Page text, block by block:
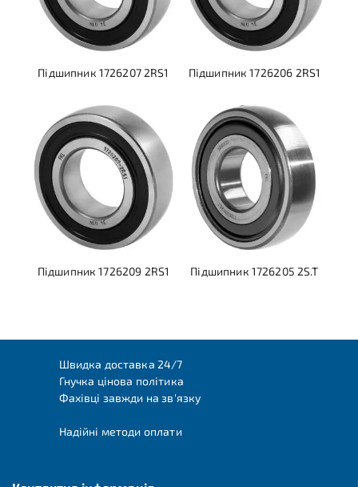
Підшипник 1726207 2RS1 Підшипник 1726206 2RS1
Підшипник 1726209 2RS1 Підшипник 1726205 2S.T
Швидка доставка 24/7
Гнучка цінова політика
Фахівці завжди на зв'язку
Надійні методи оплати